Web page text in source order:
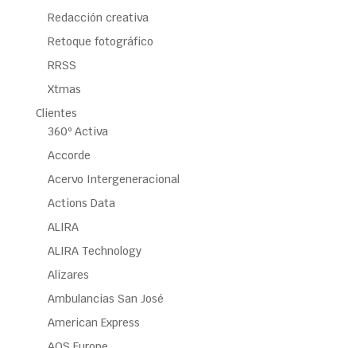
Redacción creativa
Retoque fotográfico
RRSS
Xtmas
Clientes
360º Activa
Accorde
Acervo Intergeneracional
Actions Data
ALIRA
ALIRA Technology
Alizares
Ambulancias San José
American Express